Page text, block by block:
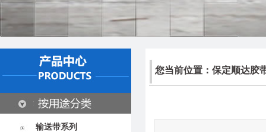
输送带系列
您当前位置： 保定顺达胶